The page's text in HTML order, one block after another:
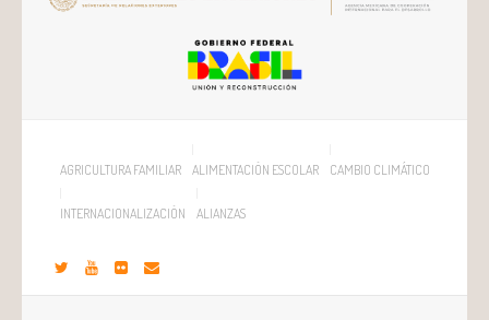
AGRICULTURA FAMILIAR ALIMENTACIÓN ESCOLAR CAMBIO CLIMÁTICO
INTERNACIONALIZACIÓN ALIANZAS